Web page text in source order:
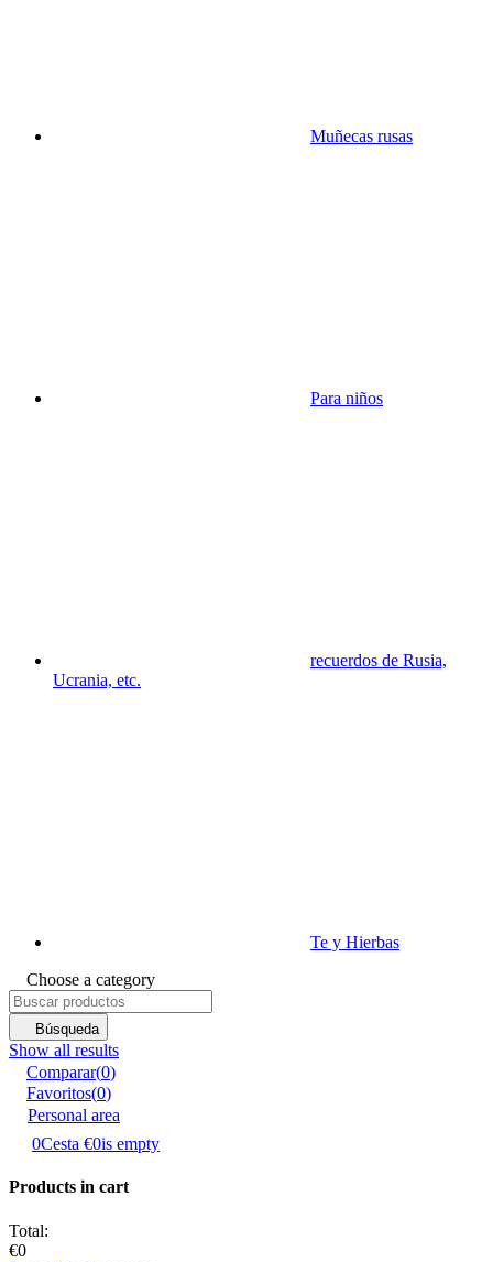
Muñecas rusas
Para niños
recuerdos de Rusia,
Ucrania, etc.
Te y Hierbas
Choose a category
Búsqueda
Show all results
Comparar(0)
Favoritos(0)
Personal area
0Cesta €0is empty
Products in cart
Total:
€0